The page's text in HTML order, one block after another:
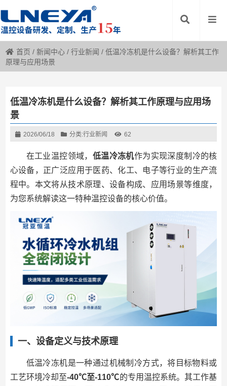
首页 /新闻中心 /行业新闻 /低温冷冻机是什么设备？解析其工作
原理与应用场景
低温冷冻机是什么设备？解析其工作原理与应用场
景
2026/06/18 分类:行业新闻 62
在工业温控领域， 低温冷冻机作为实现深度制冷的核
心设备，正广泛应用于医药、化工、电子等行业的生产流
程中。本文将从技术原理、设备构成、应用场景等维度，
为您系统解读这一特种温控设备的核心价值。
一、设备定义与技术原理
低温冷冻机是一种通过机械制冷方式，将目标物料或
工艺环境冷却至-40℃至-110℃的专用温控系统。其工作基